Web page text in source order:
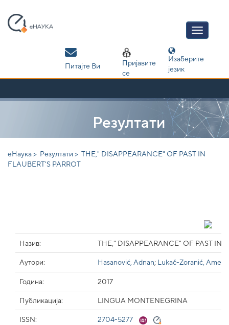
navigation
Питајте Ви
Пријавите
се
Изаберите
језик
Резултати
еНаука > Резултати > THE," DISAPPEARANCE" OF PAST IN
FLAUBERT'S PARROT
Назив: THE," DISAPPEARANCE" OF PAST IN
Аутори: Hasanović, Adnan; Lukač-Zoranić, Amela
Година: 2017
Публикација: LINGUA MONTENEGRINA
ISSN: 2704-5277